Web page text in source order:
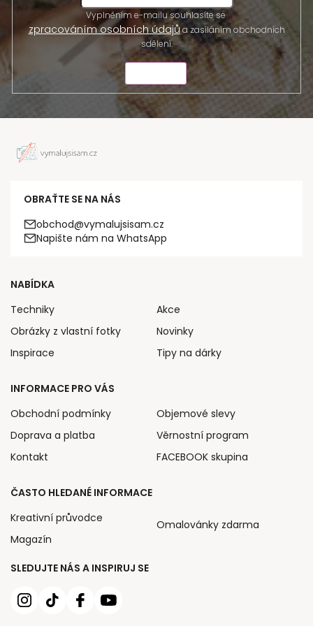
Vyplněním e-mailu souhlasíte se
zpracováním osobních údajůa zasíláním obchodních
sdělení.
OBRAŤTE SE NA NÁS
obchod@vymalujsisam.cz
Napište nám na WhatsApp
SLEDUJTE NÁS A INSPIRUJ SE
NABÍDKA
Techniky
Obrázky z vlastní fotky
Inspirace
Akce
Novinky
Tipy na dárky
INFORMACE PRO VÁS
Obchodní podmínky
Doprava a platba
Kontakt
Objemové slevy
Věrnostní program
FACEBOOK skupina
ČASTO HLEDANÉ INFORMACE
Kreativní průvodce
Magazín
Omalovánky zdarma